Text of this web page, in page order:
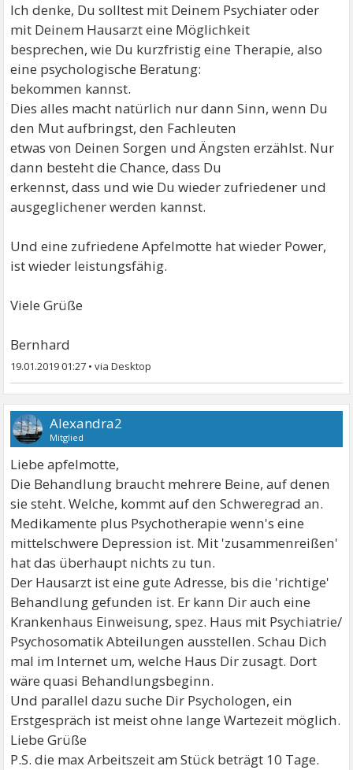
Ich denke, Du solltest mit Deinem Psychiater oder
mit Deinem Hausarzt eine Möglichkeit
besprechen, wie Du kurzfristig eine Therapie, also
eine psychologische Beratung:
bekommen kannst.
Dies alles macht natürlich nur dann Sinn, wenn Du
den Mut aufbringst, den Fachleuten
etwas von Deinen Sorgen und Ängsten erzählst. Nur
dann besteht die Chance, dass Du
erkennst, dass und wie Du wieder zufriedener und
ausgeglichener werden kannst.
Und eine zufriedene Apfelmotte hat wieder Power,
ist wieder leistungsfähig.
Viele Grüße
Bernhard
19.01.2019 01:27 •
Alexandra2
Mitglied
Liebe apfelmotte,
Die Behandlung braucht mehrere Beine, auf denen
sie steht. Welche, kommt auf den Schweregrad an.
Medikamente plus Psychotherapie wenn's eine
mittelschwere Depression ist. Mit 'zusammenreißen'
hat das überhaupt nichts zu tun.
Der Hausarzt ist eine gute Adresse, bis die 'richtige'
Behandlung gefunden ist. Er kann Dir auch eine
Krankenhaus Einweisung, spez. Haus mit Psychiatrie/
Psychosomatik Abteilungen ausstellen. Schau Dich
mal im Internet um, welche Haus Dir zusagt. Dort
wäre quasi Behandlungsbeginn.
Und parallel dazu suche Dir Psychologen, ein
Erstgespräch ist meist ohne lange Wartezeit möglich.
Liebe Grüße
P.S. die max Arbeitszeit am Stück beträgt 10 Tage.